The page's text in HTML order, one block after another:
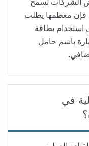
، فإن معظمها يطلب
استخدام بطاقة
باسم حامل
في